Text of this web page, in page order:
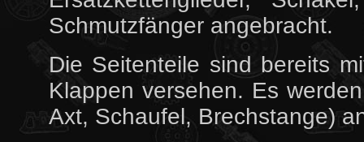
Schmutzfänger angebracht.
Die Seitenteile sind bereits
Klappen versehen. Es
Axt, Schaufel, Brechstange)